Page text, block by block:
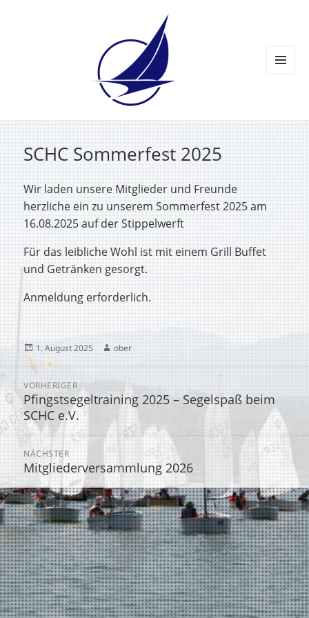
SCHC Sommerfest 2025
Wir laden unsere Mitglieder und Freunde
herzliche ein zu unserem Sommerfest 2025 am
16.08.2025 auf der Stippelwerft
Für das leibliche Wohl ist mit einem Grill Buffet
und Getränken gesorgt.
Anmeldung erforderlich.
Veröffentlicht
am
1. August 2025 Autor
ober
Beitragsnavigation
VORHERIGER
Vorheriger
Beitrag:
Pfingstsegeltraining 2025 – Segelspaß beim
SCHC e.V.
NÄCHSTER
Nächster
Beitrag:
Mitgliederversammlung 2026